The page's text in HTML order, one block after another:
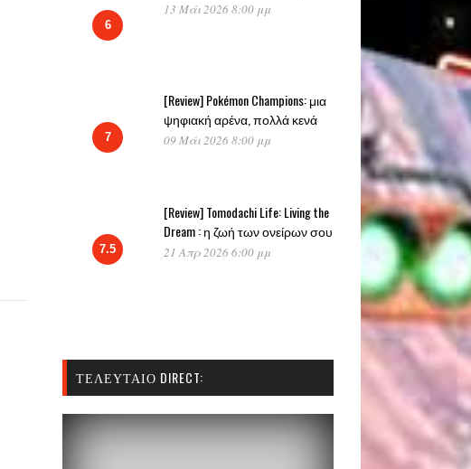
6
13 Μάι 2026 8:00 μμ
7
[Review] Pokémon Champions: μια
ψηφιακή αρένα, πολλά κενά
09 Μάι 2026 8:00 μμ
7.5
[Review] Tomodachi Life: Living the
Dream : η ζωή των ονείρων σου
21 Απρ 2026 6:00 μμ
ΤΕΛΕΥΤΑΊΟ DIRECT: